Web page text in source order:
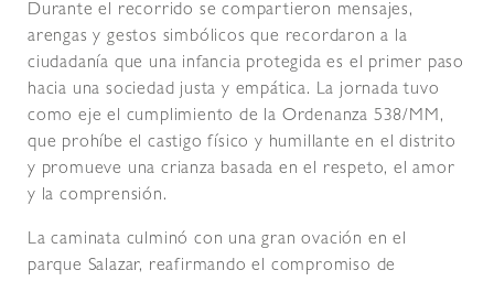
Durante el recorrido se compartieron mensajes,
arengas y gestos simbólicos que recordaron a la
ciudadanía que una infancia protegida es el primer paso
hacia una sociedad justa y empática. La jornada tuvo
como eje el cumplimiento de la Ordenanza 538/MM,
que prohíbe el castigo físico y humillante en el distrito
y promueve una crianza basada en el respeto, el amor
y la comprensión.
La caminata culminó con una gran ovación en el
parque Salazar, reafirmando el compromiso de